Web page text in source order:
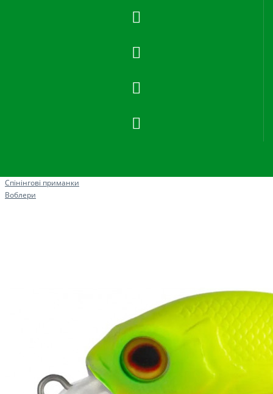
Спінінгові приманки
Воблери